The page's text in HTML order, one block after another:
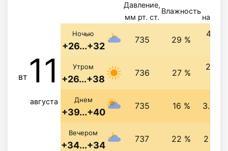
вт 11
августа
Давление,
мм рт. ст.
Влажность
Ночью
+26...+32
735 29 %
4.9
Утром
+26...+38
736 27 %
2.6
Днем
+39...+40
735 16 % 3.3
Вечером
+34...+34
737 22 % 2 м/